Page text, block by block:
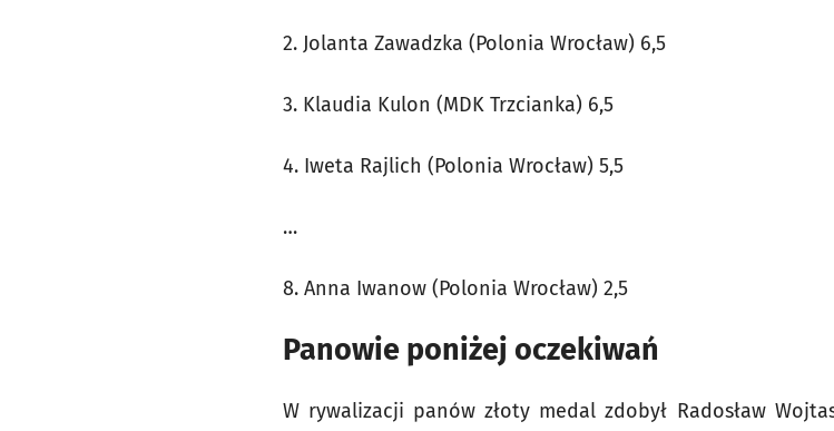
2. Jolanta Zawadzka (Polonia Wrocław) 6,5
3. Klaudia Kulon (MDK Trzcianka) 6,5
4. Iweta Rajlich (Polonia Wrocław) 5,5
…
8. Anna Iwanow (Polonia Wrocław) 2,5
Panowie poniżej oczekiwań
W rywalizacji panów złoty medal zdobył Radosław